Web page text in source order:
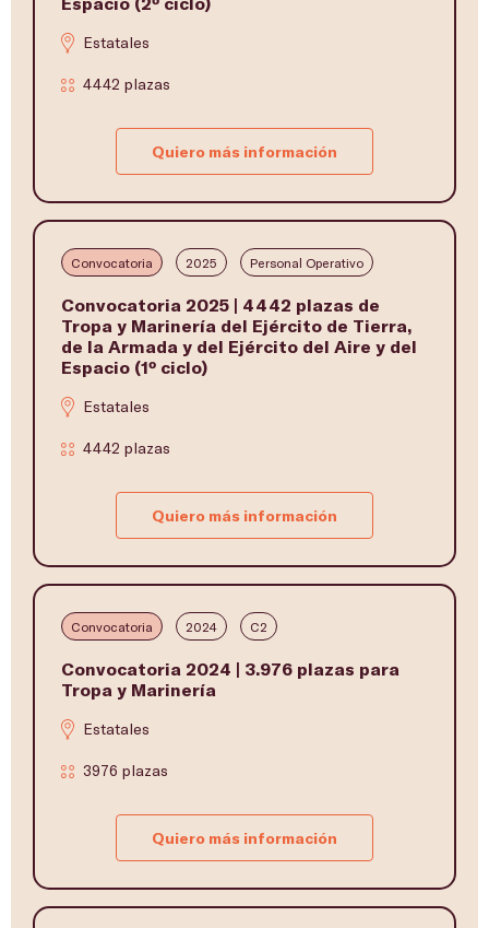
Estatales
4442 plazas
Quiero más información
Convocatoria 2025 Personal Operativo
Convocatoria 2025 | 4442 plazas de
Tropa y Marinería del Ejército de Tierra,
de la Armada y del Ejército del Aire y del
Espacio (1º ciclo)
Estatales
4442 plazas
Quiero más información
Convocatoria 2024 C2
Convocatoria 2024 | 3.976 plazas para
Tropa y Marinería
Estatales
3976 plazas
Quiero más información